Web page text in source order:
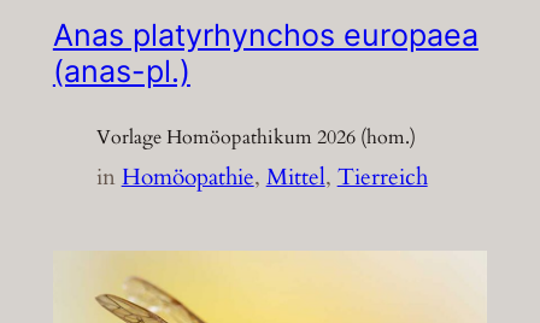
Anas platyrhynchos europaea
(anas-pl.)
Vorlage Homöopathikum 2026 (hom.)
inHomöopathie, Mittel, Tierreich